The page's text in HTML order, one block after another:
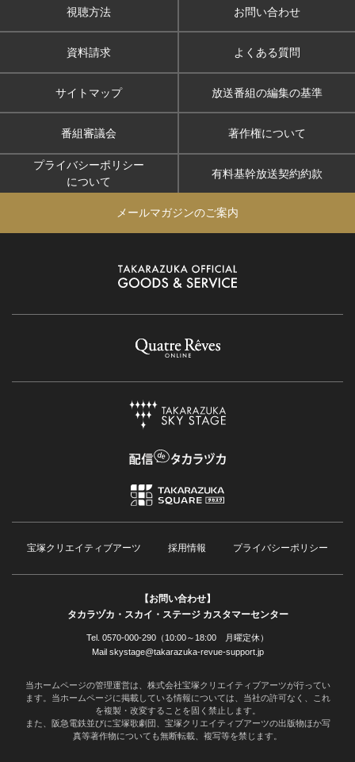
視聴方法 お問い合わせ
資料請求 よくある質問
サイトマップ 放送番組の編集の基準
番組審議会 著作権について
プライバシーポリシー
について
有料基幹放送契約約款
メールマガジンのご案内
宝塚クリエイティブアーツ 採用情報 プライバシーポリシー
【お問い合わせ】
タカラヅカ・スカイ・ステージ カスタマーセンター
Tel. 0570-000-290（10:00～18:00 月曜定休）
Mail skystage@takarazuka-revue-support.jp
当ホームページの管理運営は、株式会社宝塚クリエイティブアーツが行ってい
ます。当ホームページに掲載している情報については、当社の許可なく、これ
を複製・改変することを固く禁止します。
また、阪急電鉄並びに宝塚歌劇団、宝塚クリエイティブアーツの出版物ほか写
真等著作物についても無断転載、複写等を禁じます。